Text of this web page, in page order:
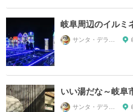
岐阜周辺のイルミ
サンタ・デラックス
いい湯だな～岐阜
サンタ・デラックス